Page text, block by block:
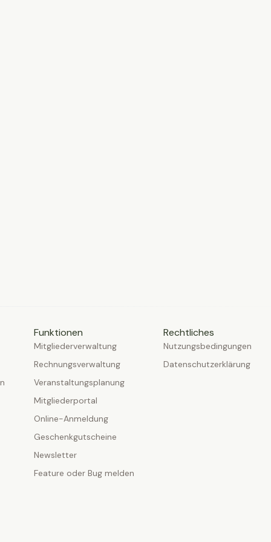
Funktionen
Mitgliederverwaltung
Rechnungsverwaltung
Veranstaltungsplanung
Mitgliederportal
Online-Anmeldung
Geschenkgutscheine
Newsletter
Feature oder Bug melden
Rechtliches
Nutzungsbedingungen
Datenschutzerklärung